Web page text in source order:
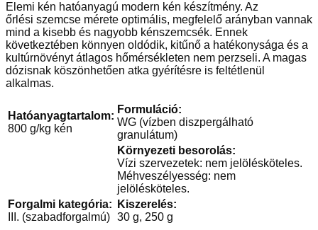
Elemi kén hatóanyagú modern kén készítmény. Az
őrlési szemcse mérete optimális, megfelelő arányban vannak
mind a kisebb és nagyobb kénszemcsék. Ennek
következtében könnyen oldódik, kitűnő a hatékonysága és a
kultúrnövényt átlagos hőmérsékleten nem perzseli. A magas
dózisnak köszönhetően atka gyérítésre is feltétlenül
alkalmas.
Hatóanyagtartalom:
800 g/kg kén
Formuláció:
WG (vízben diszpergálható
granulátum)
Környezeti besorolás:
Vízi szervezetek: nem jelölésköteles.
Méhveszélyesség: nem
jelölésköteles.
Forgalmi kategória:
III. (szabadforgalmú)
Kiszerelés:
30 g, 250 g